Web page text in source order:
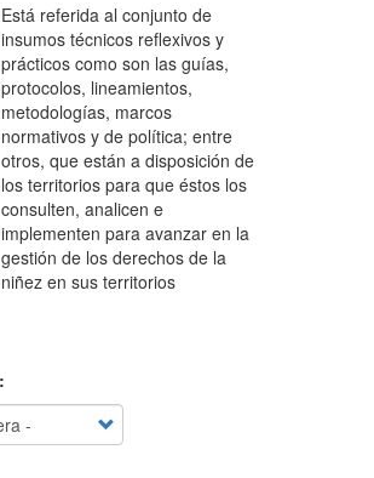
Está referida al conjunto de
insumos técnicos reflexivos y
prácticos como son las guías,
protocolos, lineamientos,
metodologías, marcos
normativos y de política; entre
otros, que están a disposición de
los territorios para que éstos los
consulten, analicen e
implementen para avanzar en la
gestión de los derechos de la
niñez en sus territorios